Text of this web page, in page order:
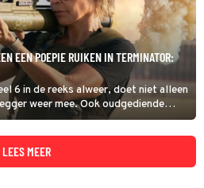
EEN POEPIE RUIKEN IN TERMINATOR:
6 in de reeks alweer, doet niet alleen
weer mee. Ook oudgediende
Connor.
LEES MEER